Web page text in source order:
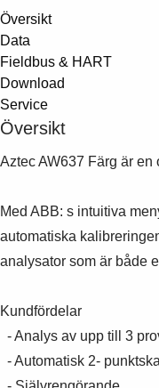
Översikt
Data
Fieldbus & HART
Download
Service
Översikt
Aztec AW637 Färg är
Med ABB: s intuitiva
automatiska
analysator som är både
Kundfördelar
- Analys av upp till 3
- Automatisk 2-